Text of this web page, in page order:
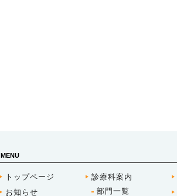
MENU
トップページ
お知らせ
診療科案内
部門一覧